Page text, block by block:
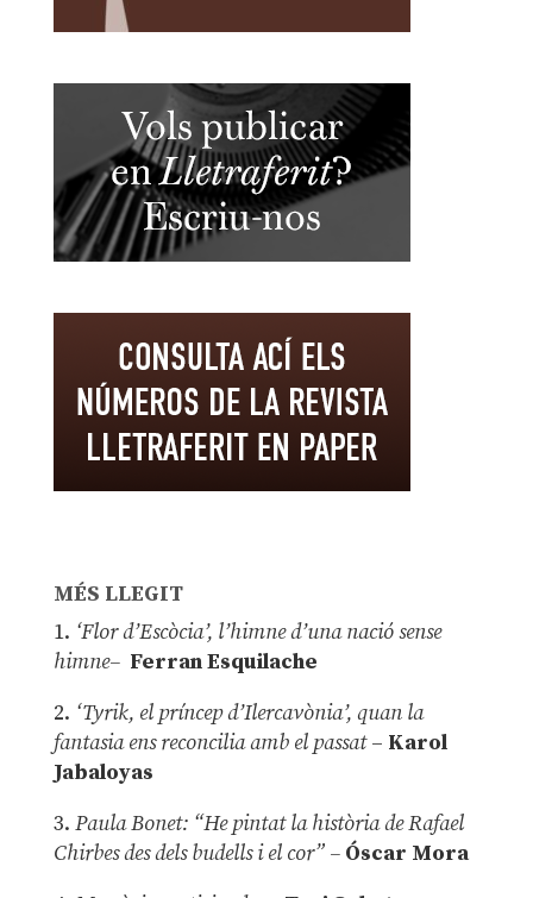
MÉS LLEGIT
1. ‘Flor d’Escòcia’, l’himne d’una nació sense
himne– Ferran Esquilache
2. ‘Tyrik, el príncep d’Ilercavònia’, quan la
fantasia ens reconcilia amb el passat– Karol
Jabaloyas
3. Paula Bonet: “He pintat la història de Rafael
Chirbes des dels budells i el cor” –Óscar Mora